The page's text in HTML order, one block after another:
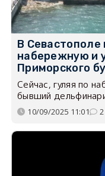
В
набережную и
Приморского
Сейчас, гуляя по
бывший
10/09/2025 11:01